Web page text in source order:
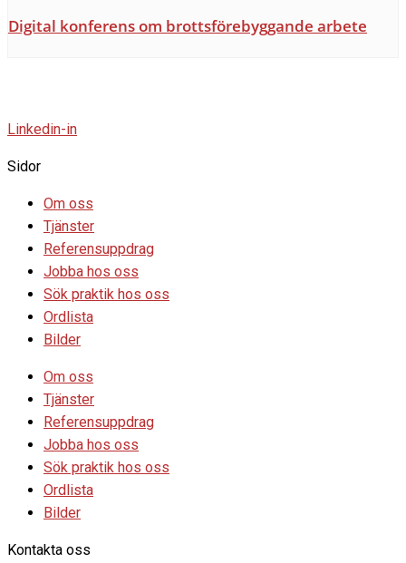
Digital konferens om brottsförebyggande arbete
Linkedin-in
Sidor
Om oss
Tjänster
Referensuppdrag
Jobba hos oss
Sök praktik hos oss
Ordlista
Bilder
Om oss
Tjänster
Referensuppdrag
Jobba hos oss
Sök praktik hos oss
Ordlista
Bilder
Kontakta oss